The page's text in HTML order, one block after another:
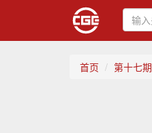
首页 第十七期